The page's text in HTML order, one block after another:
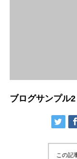
ブログサンプル2
この記